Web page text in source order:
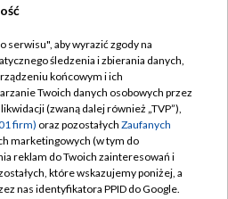
TVP
TVP
prywatności
zgody
Pomoc
serwisu", aby wyrazić zgody na
śledzenia i zbierania danych,
końcowym i ich
Twoich danych osobowych przez
(zwaną dalej również „TVP”),
firm) oraz pozostałych Zaufanych
marketingowych (w tym do
reklam do Twoich zainteresowań i
które wskazujemy poniżej, a
nas identyfikatora PPID do Google.